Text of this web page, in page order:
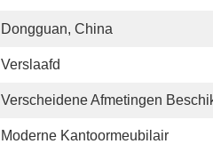
Dongguan, China
Verslaafd
Verscheidene Afmetingen
Moderne Kantoormeubilair